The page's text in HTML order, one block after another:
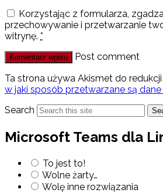
Korzystając z formularza,
przechowywanie i przetwarzanie
witrynę. *
Post comment
Ta strona używa Akismet do
w jaki sposób przetwarzane są
Search
Microsoft Teams dla
To jest to!
Wolne żarty…
Wolę inne rozwiązania